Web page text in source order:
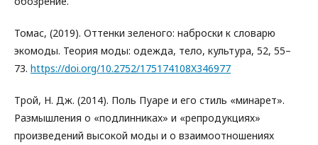
Томас, (2019). Оттенки зеленого: наброски к словарю
экомоды. Теория моды: одежда, тело, культура, 52, 55–
73. https://doi.org/10.2752/175174108X346977
Трой, Н. Дж. (2014). Поль Пуаре и его стиль «минарет».
Размышления о «подлинниках» и «репродукциях»
произведений высокой моды и о взаимоотношениях